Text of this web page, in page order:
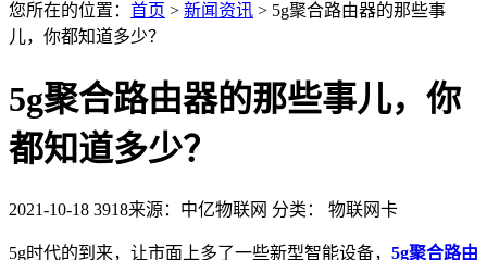
您所在的位置： 首页 > 新闻资讯 > 5g聚合路由器的那些事
儿，你都知道多少？
5g聚合路由器的那些事儿，你
都知道多少？
2021-10-18 3918来源：中亿物联网 分类： 物联网卡
5g时代的到来，让市面上多了一些新型智能设备， 5g聚合路由